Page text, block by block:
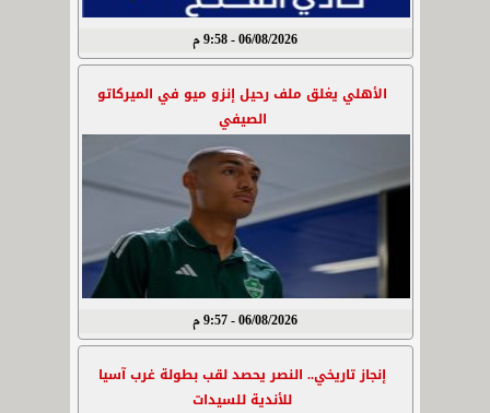
06/08/2026 - 9:58 م
الأهلي يغلق ملف رحيل إنزو ميو في الميركاتو
الصيفي
06/08/2026 - 9:57 م
إنجاز تاريخي.. النصر يحصد لقب بطولة غرب آسيا
للأندية للسيدات